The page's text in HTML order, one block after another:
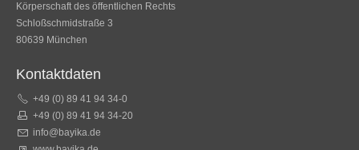
Körperschaft des öffentlichen Rechts
Schloßschmidstraße 3
80639 München
Kontaktdaten
+49 (0) 89 41 94 34-0
+49 (0) 89 41 94 34-20
info@bayika.de